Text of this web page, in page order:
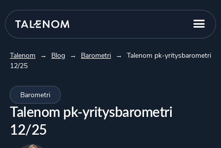
Talenom → Blog → Barometri →
Talenom pk-yritysbarometri
12/25
Barometri
Talenom pk-yritysbarometri
12/25